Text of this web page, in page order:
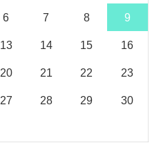
6 7 8 9
13 14 15 16
20 21 22 23
27 28 29 30